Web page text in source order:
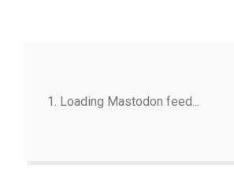
Loading Mastodon feed...